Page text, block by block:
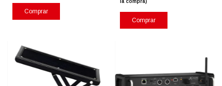
la compra)
Comprar